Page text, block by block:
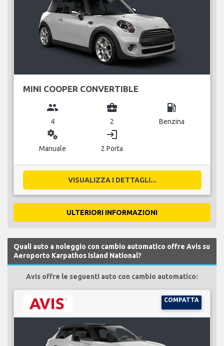
MINI COOPER CONVERTIBLE
group
4
business_center
2
local_gas_station
Benzina
miscellaneous_services
Manuale
login
2 Porta
VISUALIZZA I DETTAGLI...
ULTERIORI INFORMAZIONI
Quali auto a noleggio con cambio automatico offre Avis su
Aeroporto Karpathos Island National?
Avis offre le seguenti auto con cambio automatico:
COMPATTA